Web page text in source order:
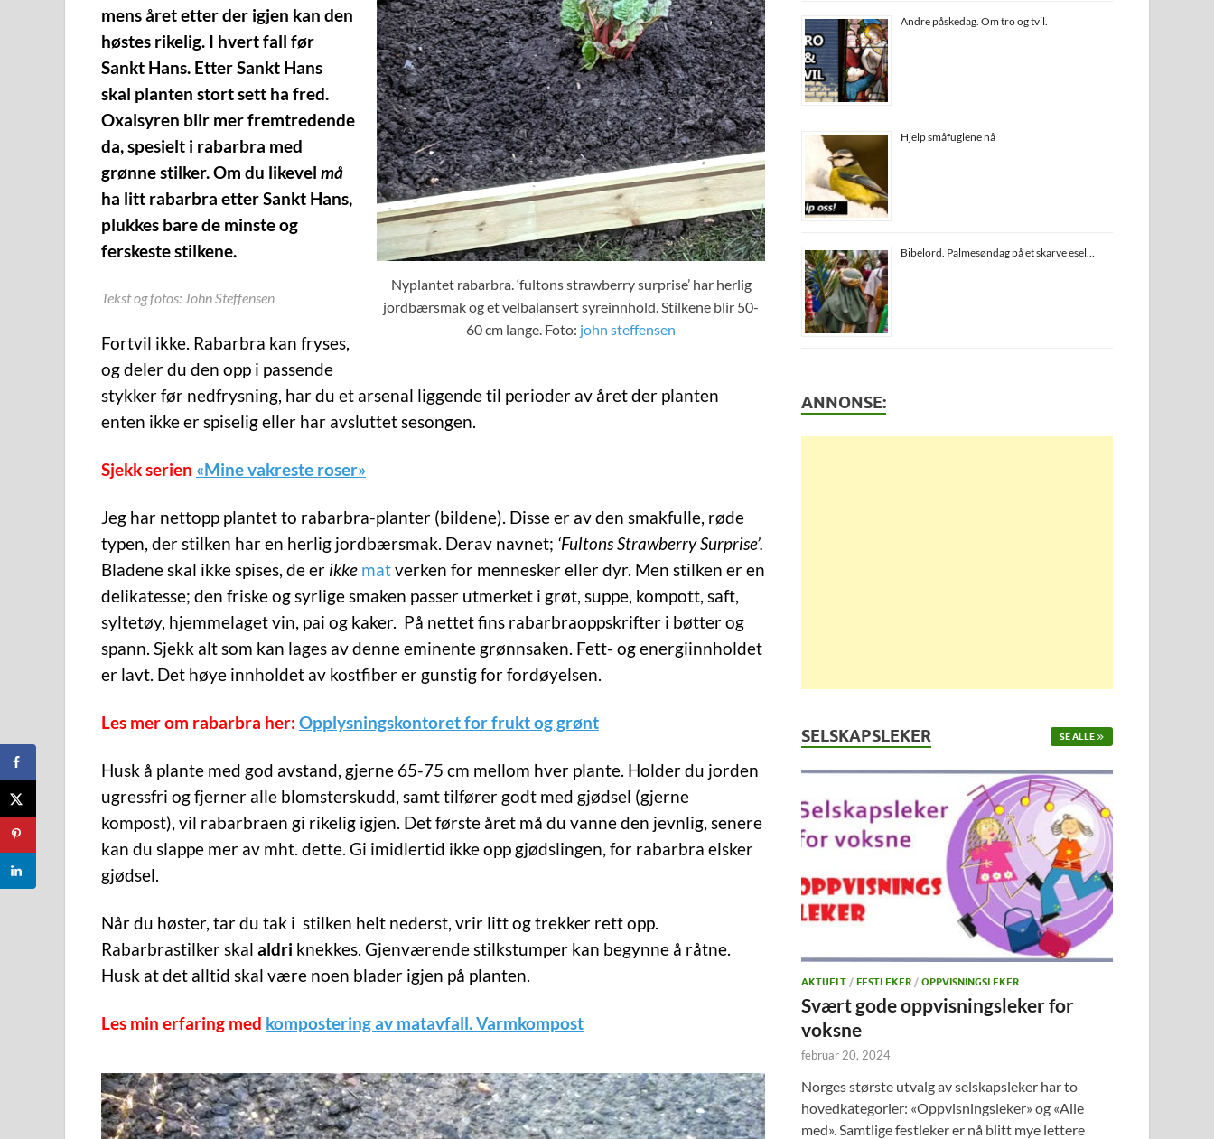
Nyplantet rabarbra. ‘fultons strawberry surprise’ har herlig
jordbærsmak og et velbalansert syreinnhold. Stilkene blir 50-
60 cm lange. Foto: john steffensen
mens året etter der igjen kan den
høstes rikelig. I hvert fall før
Sankt Hans. Etter Sankt Hans
skal planten stort sett ha fred.
Oxalsyren blir mer fremtredende
da, spesielt i rabarbra med
grønne stilker. Om du likevel må
ha litt rabarbra etter Sankt Hans,
plukkes bare de minste og
ferskeste stilkene.
Tekst og fotos: John Steffensen
Fortvil ikke. Rabarbra kan fryses,
og deler du den opp i passende
stykker før nedfrysning, har du et arsenal liggende til perioder av året der planten
enten ikke er spiselig eller har avsluttet sesongen.
Sjekk serien «Mine vakreste roser»
Jeg har nettopp plantet to rabarbra-planter (bildene). Disse er av den smakfulle, røde
typen, der stilken har en herlig jordbærsmak. Derav navnet; ‘Fultons Strawberry Surprise’.
Bladene skal ikke spises, de er ikke matverken for mennesker eller dyr. Men stilken er en
delikatesse; den friske og syrlige smaken passer utmerket i grøt, suppe, kompott, saft,
syltetøy, hjemmelaget vin, pai og kaker. På nettet fins rabarbraoppskrifter i bøtter og
spann. Sjekk alt som kan lages av denne eminente grønnsaken. Fett- og energiinnholdet
er lavt. Det høye innholdet av kostfiber er gunstig for fordøyelsen.
Les mer om rabarbra her: Opplysningskontoret for frukt og grønt
Husk å plante med god avstand, gjerne 65-75 cm mellom hver plante. Holder du jorden
ugressfri og fjerner alle blomsterskudd, samt tilfører godt med gjødsel (gjerne
kompost), vil rabarbraen gi rikelig igjen. Det første året må du vanne den jevnlig, senere
kan du slappe mer av mht. dette. Gi imidlertid ikke opp gjødslingen, for rabarbra elsker
gjødsel.
Når du høster, tar du tak i stilken helt nederst, vrir litt og trekker rett opp.
Rabarbrastilker skal aldri knekkes. Gjenværende stilkstumper kan begynne å råtne.
Husk at det alltid skal være noen blader igjen på planten.
Les min erfaring med kompostering av matavfall. Varmkompost
Andre påskedag. Om tro og tvil.
Hjelp småfuglene nå
Bibelord. Palmesøndag på et skarve esel…
ANNONSE:
SELSKAPSLEKER SE ALLE
AKTUELT /FESTLEKER /OPPVISNINGSLEKER
Svært gode oppvisningsleker for
voksne
februar 20, 2024
Norges største utvalg av selskapsleker har to
hovedkategorier: «Oppvisningsleker» og «Alle
med». Samtlige festleker er nå blitt mye lettere